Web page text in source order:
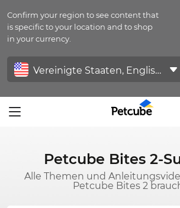
Confirm your region to see content that
is specific to your location and to shop
in your currency.
Petfeed
Anmelden
Petcube Bites 2-
Alle Themen und
Petcube Bites 2